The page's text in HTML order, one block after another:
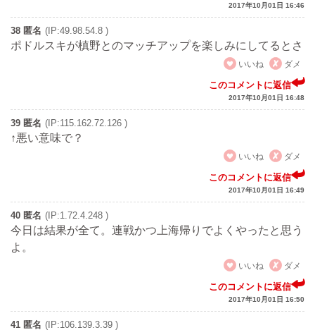
2017年10月01日 16:46
38 匿名 (IP:49.98.54.8 )
ポドルスキが槙野とのマッチアップを楽しみにしてるとさ
いいね
ダメ
このコメントに返信
2017年10月01日 16:48
39 匿名 (IP:115.162.72.126 )
↑悪い意味で？
いいね
ダメ
このコメントに返信
2017年10月01日 16:49
40 匿名 (IP:1.72.4.248 )
今日は結果が全て。連戦かつ上海帰りでよくやったと思う
よ。
いいね
ダメ
このコメントに返信
2017年10月01日 16:50
41 匿名 (IP:106.139.3.39 )